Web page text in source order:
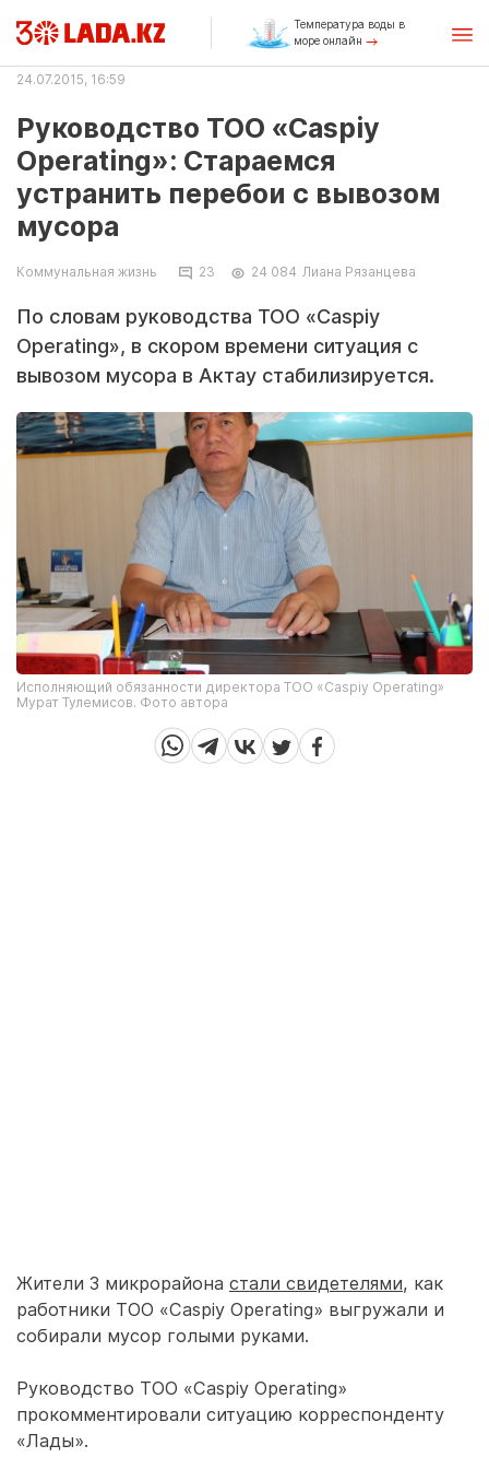
Температура воды в
море онлайн
24.07.2015, 16:59
Руководство ТОО «Caspiy
Operating»: Стараемся
устранить перебои с вывозом
мусора
Коммунальная жизнь 23 24 084 Лиана Рязанцева
По словам руководства ТОО «Caspiy
Operating», в скором времени ситуация с
вывозом мусора в Актау стабилизируется.
Исполняющий обязанности директора ТОО «Caspiy Operating»
Мурат Тулемисов. Фото автора
Жители 3 микрорайона стали свидетелями, как
работники ТОО «Caspiy Operating» выгружали и
собирали мусор голыми руками.
Руководство ТОО «Caspiy Operating»
прокомментировали ситуацию корреспонденту
«Лады».